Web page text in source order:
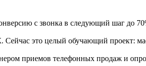
с звонка в следующий шаг до
Сейчас это целый обучающий проект:
приемов телефонных продаж и